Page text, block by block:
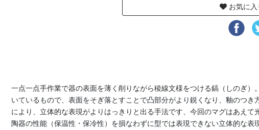
お気に
一点一点手作業で器の表面を薄く削りながら稜線文様をつける鎬（しのぎ）
いているもので、表面をそぎ落とすことで凸部分がより鋭くなり、釉のつき
により、立体的な表現がよりはっきりと出る手法です、今回のマグはあえて
陶器の性能（保温性・保冷性）を損なわずに型では表現できない立体的な表